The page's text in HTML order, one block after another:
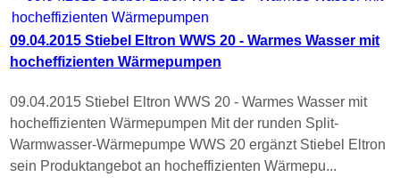
09.04.2015 Stiebel Eltron WWS 20 - Warmes Wasser mit
hocheffizienten Wärmepumpen
09.04.2015 Stiebel Eltron WWS 20 - Warmes Wasser mit
hocheffizienten Wärmepumpen Mit der runden Split-
Warmwasser-Wärmepumpe WWS 20 ergänzt Stiebel Eltron
sein Produktangebot an hocheffizienten Wärmepu...